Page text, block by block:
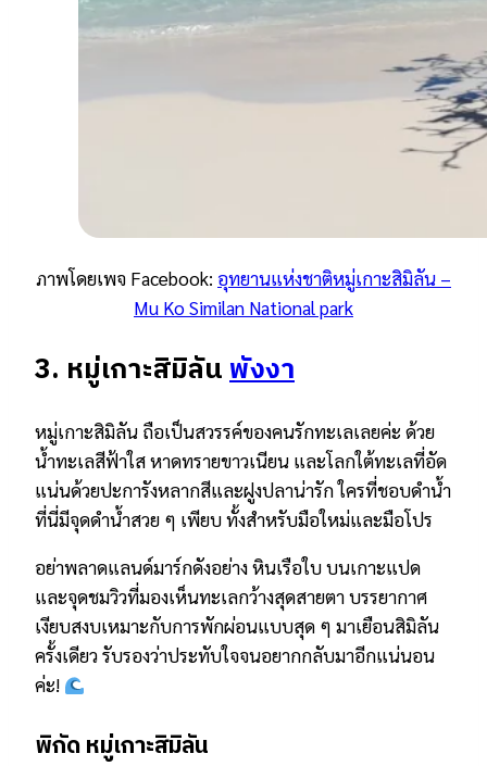
ภาพโดยเพจ Facebook: อุทยานแห่งชาติหมู่เกาะสิมิลัน –
Mu Ko Similan National park
3. หมู่เกาะสิมิลันพังงา
หมู่เกาะสิมิลัน ถือเป็นสวรรค์ของคนรักทะเลเลยค่ะ ด้วย
น้ำทะเลสีฟ้าใส หาดทรายขาวเนียน และโลกใต้ทะเลที่อัด
แน่นด้วยปะการังหลากสีและฝูงปลาน่ารัก ใครที่ชอบดำน้ำ
ที่นี่มีจุดดำน้ำสวย ๆ เพียบ ทั้งสำหรับมือใหม่และมือโปร
อย่าพลาดแลนด์มาร์กดังอย่าง หินเรือใบ บนเกาะแปด
และจุดชมวิวที่มองเห็นทะเลกว้างสุดสายตา บรรยากาศ
เงียบสงบเหมาะกับการพักผ่อนแบบสุด ๆ มาเยือนสิมิลัน
ครั้งเดียว รับรองว่าประทับใจจนอยากกลับมาอีกแน่นอน
ค่ะ!
พิกัด หมู่เกาะสิมิลัน